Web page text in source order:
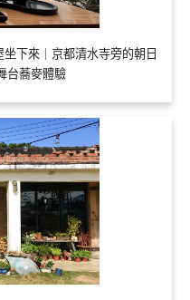
下來｜京都清水寺旁的朝日
台蕎麥體驗